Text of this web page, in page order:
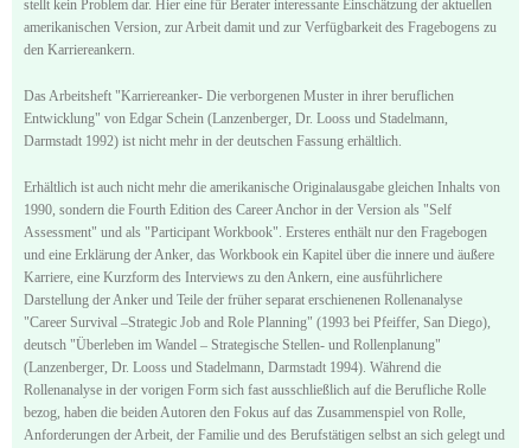
stellt kein Problem dar. Hier eine für Berater interessante Einschätzung der aktuellen
amerikanischen Version, zur Arbeit damit und zur Verfügbarkeit des Fragebogens zu
den Karriereankern.
Das Arbeitsheft "Karriereanker- Die verborgenen Muster in ihrer beruflichen
Entwicklung" von Edgar Schein (Lanzenberger, Dr. Looss und Stadelmann,
Darmstadt 1992) ist nicht mehr in der deutschen Fassung erhältlich.
Erhältlich ist auch nicht mehr die amerikanische Originalausgabe gleichen Inhalts von
1990, sondern die Fourth Edition des Career Anchor in der Version als "Self
Assessment" und als "Participant Workbook". Ersteres enthält nur den Fragebogen
und eine Erklärung der Anker, das Workbook ein Kapitel über die innere und äußere
Karriere, eine Kurzform des Interviews zu den Ankern, eine ausführlichere
Darstellung der Anker und Teile der früher separat erschienenen Rollenanalyse
"Career Survival ‒Strategic Job and Role Planning" (1993 bei Pfeiffer, San Diego),
deutsch "Überleben im Wandel ‒ Strategische Stellen- und Rollenplanung"
(Lanzenberger, Dr. Looss und Stadelmann, Darmstadt 1994). Während die
Rollenanalyse in der vorigen Form sich fast ausschließlich auf die Berufliche Rolle
bezog, haben die beiden Autoren den Fokus auf das Zusammenspiel von Rolle,
Anforderungen der Arbeit, der Familie und des Berufstätigen selbst an sich gelegt und